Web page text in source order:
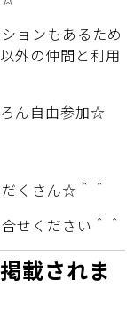
ョンもあるため
外の仲間と利用
ん自由参加☆
くさん☆＾＾
せください＾＾
載されま